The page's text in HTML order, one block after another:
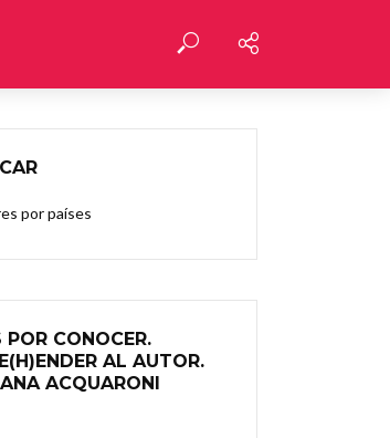
por países
POR CONOCER.
AL AUTOR.
ACQUARONI